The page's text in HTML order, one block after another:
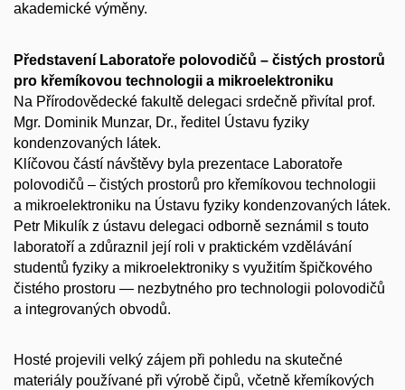
akademické výměny.
Představení Laboratoře polovodičů – čistých prostorů
pro křemíkovou technologii a mikroelektroniku
Na Přírodovědecké fakultě delegaci srdečně přivítal prof.
Mgr. Dominik Munzar, Dr., ředitel Ústavu fyziky
kondenzovaných látek.
Klíčovou částí návštěvy byla prezentace Laboratoře
polovodičů – čistých prostorů pro křemíkovou technologii
a mikroelektroniku na Ústavu fyziky kondenzovaných látek.
Petr Mikulík z ústavu delegaci odborně seznámil s touto
laboratoří a zdůraznil její roli v praktickém vzdělávání
studentů fyziky a mikroelektroniky s využitím špičkového
čistého prostoru — nezbytného pro technologii polovodičů
a integrovaných obvodů.
Hosté projevili velký zájem při pohledu na skutečné
materiály používané při výrobě čipů, včetně křemíkových